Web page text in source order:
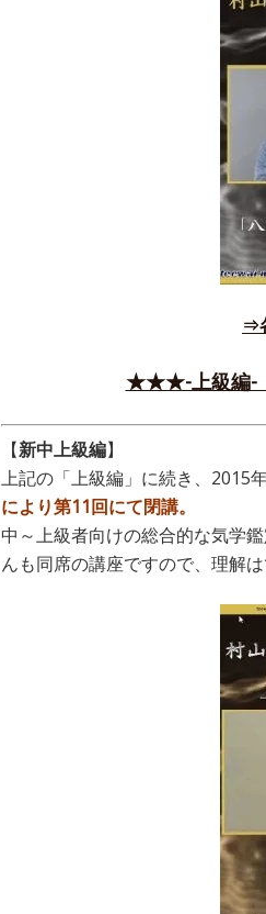
⇒
★★★-上級編-
【新中上級編】
上記の「上級編」に続き、2015
により第11回にて閉講。
中～上級者向けの総合的な気学
んも同席の講座ですので、理解